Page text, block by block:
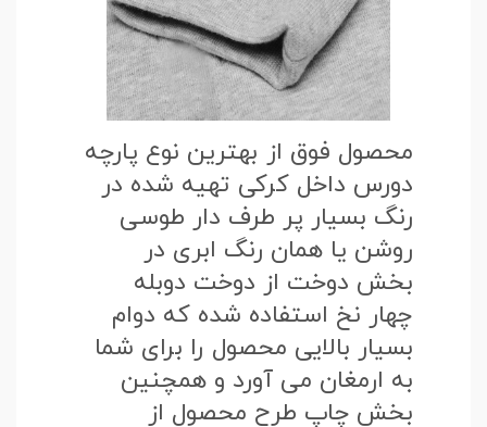
محصول فوق از بهترین نوع پارچه
دورس داخل کرکی تهیه شده در
رنگ بسیار پر طرف دار طوسی
روشن یا همان رنگ ابری در
بخش دوخت از دوخت دوبله
چهار نخ استفاده شده که دوام
بسیار بالایی محصول را برای شما
به ارمغان می آورد و همچنین
بخش چاپ طرح محصول از